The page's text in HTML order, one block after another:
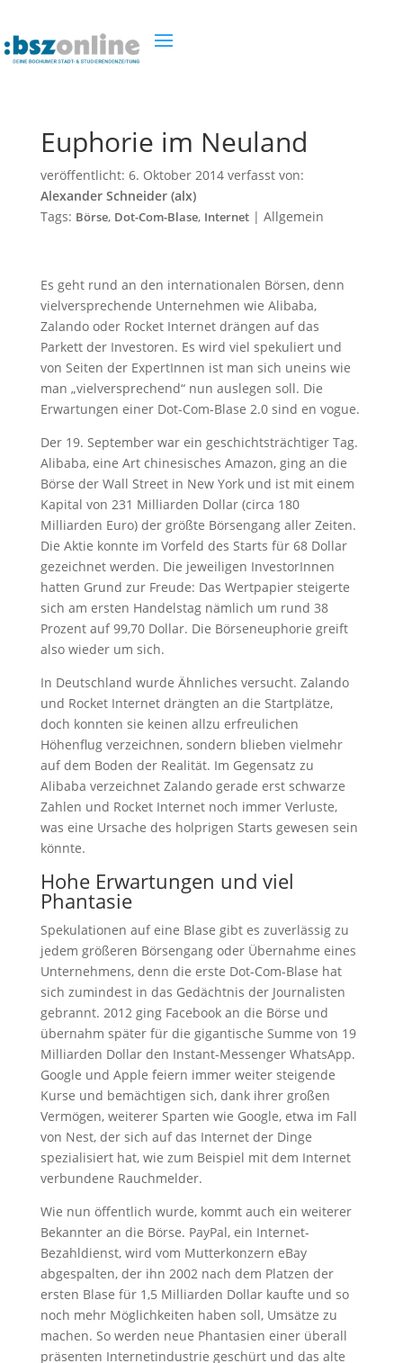
Euphorie im Neuland
veröffentlicht: 6. Oktober 2014verfasst von:
Alexander Schneider (alx)
Tags: Börse, Dot-Com-Blase, Internet| Allgemein
Es geht rund an den internationalen Börsen, denn
vielversprechende Unternehmen wie Alibaba,
Zalando oder Rocket Internet drängen auf das
Parkett der Investoren. Es wird viel spekuliert und
von Seiten der ExpertInnen ist man sich uneins wie
man „vielversprechend“ nun auslegen soll. Die
Erwartungen einer Dot-Com-Blase 2.0 sind en vogue.
Der 19. September war ein geschichtsträchtiger Tag.
Alibaba, eine Art chinesisches Amazon, ging an die
Börse der Wall Street in New York und ist mit einem
Kapital von 231 Milliarden Dollar (circa 180
Milliarden Euro) der größte Börsengang aller Zeiten.
Die Aktie konnte im Vorfeld des Starts für 68 Dollar
gezeichnet werden. Die jeweiligen InvestorInnen
hatten Grund zur Freude: Das Wertpapier steigerte
sich am ersten Handelstag nämlich um rund 38
Prozent auf 99,70 Dollar. Die Börsen­euphorie greift
also wieder um sich.
In Deutschland wurde Ähnliches versucht. Zalando
und Rocket Internet drängten an die Startplätze,
doch konnten sie keinen allzu erfreulichen
Höhenflug verzeichnen, sondern blieben vielmehr
auf dem Boden der Realität. Im Gegensatz zu
Alibaba verzeichnet Zalando gerade erst schwarze
Zahlen und Rocket Internet noch immer Verluste,
was eine Ursache des holprigen Starts gewesen sein
könnte.
Hohe Erwartungen und viel
Phantasie
Spekulationen auf eine Blase gibt es zuverlässig zu
jedem größeren Börsengang oder Übernahme eines
Unternehmens, denn die erste Dot-Com-Blase hat
sich zumindest in das Gedächtnis der Journalisten
gebrannt. 2012 ging Facebook an die Börse und
übernahm später für die gigantische Summe von 19
Milliarden Dollar den Instant-Messenger WhatsApp.
Google und Apple feiern immer weiter steigende
Kurse und bemächtigen sich, dank ihrer großen
Vermögen, weiterer Sparten wie Google, etwa im Fall
von Nest, der sich auf das Internet der Dinge
spezialisiert hat, wie zum Beispiel mit dem Internet
verbundene Rauchmelder.
Wie nun öffentlich wurde, kommt auch ein weiterer
Bekannter an die Börse. PayPal, ein Internet-
Bezahldienst, wird vom Mutterkonzern eBay
abgespalten, der ihn 2002 nach dem Platzen der
ersten Blase für 1,5 Milliarden Dollar kaufte und so
noch mehr Möglichkeiten haben soll, Umsätze zu
machen. So werden neue Phantasien einer überall
präsenten Internetindustrie geschürt und das alte